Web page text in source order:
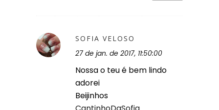
SOFIA VELOSO
27 de jan. de 2017, 11:50:00
Nossa o teu é bem lindo
adorei
Beijinhos